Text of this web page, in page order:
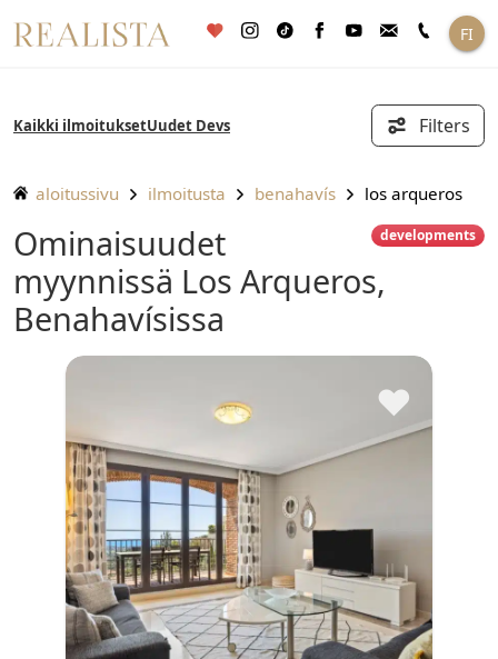
sisältöön
FI
Kaikki ilmoitukset Uudet Devs Filters
aloitussivu ilmoitusta benahavís los arqueros
developments
Ominaisuudet
myynnissä Los Arqueros,
Benahavísissa
♥